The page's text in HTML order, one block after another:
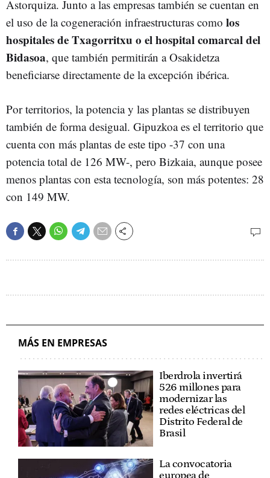
Astorquiza. Junto a las empresas también se cuentan en
el uso de la cogeneración infraestructuras como los
hospitales de Txagorritxu o el hospital comarcal del
Bidasoa, que también permitirán a Osakidetza
beneficiarse directamente de la excepción ibérica.
Por territorios, la potencia y las plantas se distribuyen
también de forma desigual. Gipuzkoa es el territorio que
cuenta con más plantas de este tipo -37 con una
potencia total de 126 MW-, pero Bizkaia, aunque posee
menos plantas con esta tecnología, son más potentes: 28
con 149 MW.
MÁS EN EMPRESAS
Iberdrola invertirá
526 millones para
modernizar las
redes eléctricas del
Distrito Federal de
Brasil
La convocatoria